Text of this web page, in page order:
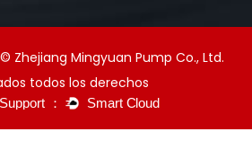
Zhejiang Mingyuan Pump Co., Ltd.
todos los derechos